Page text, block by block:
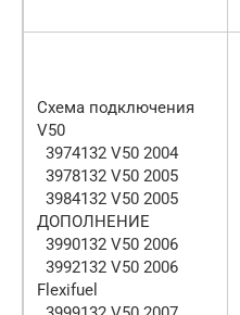
Схема подключения
V50
3974132 V50 2004
3978132 V50 2005
3984132 V50 2005
ДОПОЛНЕНИЕ
3990132 V50 2006
3992132 V50 2006
Flexifuel